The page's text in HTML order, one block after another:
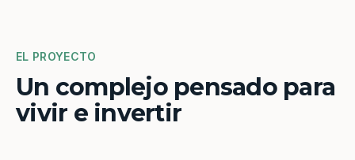
EL PROYECTO
Un complejo pensado para
vivir e invertir